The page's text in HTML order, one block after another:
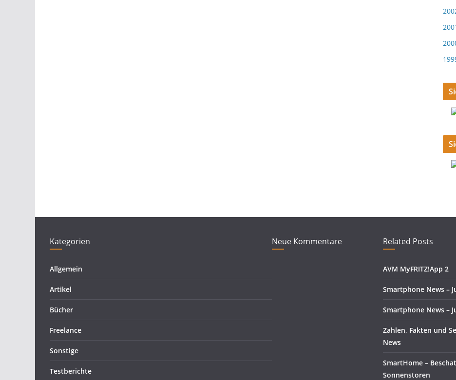
Kategorien
Allgemein
Artikel
Bücher
Freelance
Sonstige
Testberichte
Neue Kommentare Related Posts
AVM MyFRITZ!App 2
Smartphone News –
Smartphone News –
Zahlen, Fakten und
News
SmartHome –
Sonnenstoren